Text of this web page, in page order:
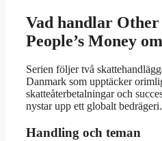
Vad handlar Other
People’s Money
Serien följer två
Danmark som upptäcker
skatteåterbetalningar och
nystar upp ett globalt bedrägeri.
Handling och teman